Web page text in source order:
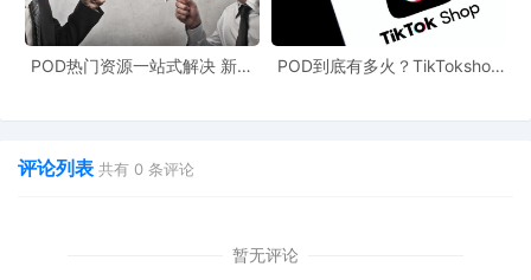
POD热门资源一站式解决 新手
POD到底有多火？TikTokshop
评论列表 共有 0 条评论
暂无评论